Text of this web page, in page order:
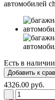
Есть в наличии
4326.00 руб.